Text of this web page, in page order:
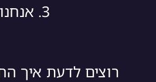
3. אנחנו חוזרים אליכם במהירות לסגירת ההזמנה!
רוצים לדעת איך